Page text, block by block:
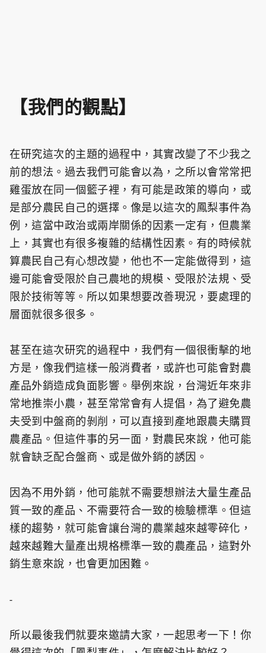
【我們的觀點】
在研究這次的主題的過程中，其實改變了不少我之
前的想法。過去我們可能會以為，之所以會常常把
雞蛋放在同一個籃子裡，有可能是政策的導向，或
是部分農民自己的選擇。像是以這次的鳳梨事件為
例，這當中政治或兩岸關係的因素一定有，但農業
上，其實也有很多複雜的結構性因素。有的時候就
算農民自己有心想改變，他也不一定能做得到，這
邊可能會受限於自己農地的規模、受限於法規、受
限於技術等等。所以如果想要改善現況，要處理的
層面就很多很多。
甚至在這次研究的過程中，我們有一個很衝擊的地
方是，像我們這樣一般消費者，或許也可能會對農
產品外銷造成負面影響。舉例來說，台灣近年來非
常地推崇小農，甚至常常會有人提倡，為了避免農
夫受到中盤商的剝削，可以直接到產地跟農夫購買
農產品。但這件事的另一面，對農民來說，他可能
就會缺乏配合盤商、或是做外銷的誘因。
因為不用外銷，他可能就不需要想辦法大量生產品
質一致的產品、不需要符合一致的檢驗標準。但這
樣的趨勢，就可能會讓台灣的農業越來越零碎化，
越來越難大量產出規格標準一致的農產品，這對外
銷生意來說，也會更加困難。
-
所以最後我們就要來邀請大家，一起思考一下！你